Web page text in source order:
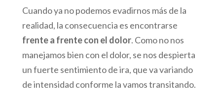
Cuando ya no podemos evadirnos más de la
realidad, la consecuencia es encontrarse
frente a frente con el dolor. Como no nos
manejamos bien con el dolor, se nos despierta
un fuerte sentimiento de ira, que va variando
de intensidad conforme la vamos transitando.